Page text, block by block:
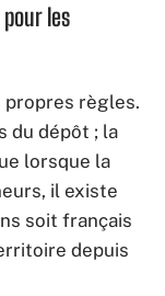
les
propres règles.
du dépôt ; la
lorsque la
il existe
soit français
depuis